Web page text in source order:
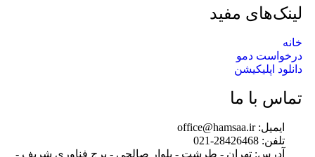
لینک‌های مفید
خانه
درخواست دمو
دانلود اپلیکیشن
تماس با ما
ایمیل: office@hamsaa.ir
تلفن: 28426468-021
آدرس: تهران - طرشت - بلوار صالحی - برج فناوری شریف -